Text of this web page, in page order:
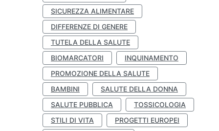
SICUREZZA ALIMENTARE
DIFFERENZE DI GENERE
TUTELA DELLA SALUTE
BIOMARCATORI
INQUINAMENTO
PROMOZIONE DELLA SALUTE
BAMBINI
SALUTE DELLA DONNA
SALUTE PUBBLICA
TOSSICOLOGIA
STILI DI VITA
PROGETTI EUROPEI